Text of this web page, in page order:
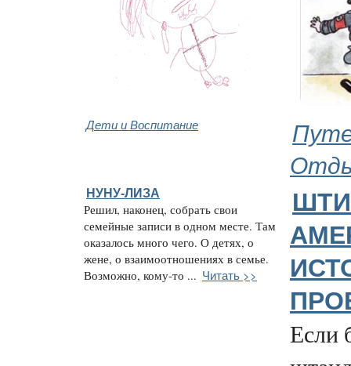
Дети и Воспитание
НУНУ-ЛИЗА
Решил, наконец, собрать свои
семейные записи в одном месте. Там
оказалось много чего. О детях, о
жене, о взаимоотношениях в семье.
Возможно, кому-то ... Читать >>
Если